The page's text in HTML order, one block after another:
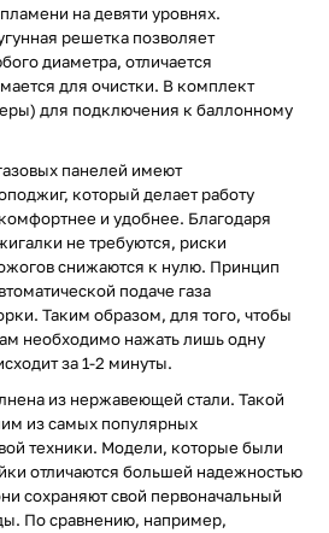
на девяти уровнях.
решетка позволяет
диаметра, отличается
для очистки. В комплект
для подключения к баллонному
панелей имеют
который делает работу
и удобнее. Благодаря
не требуются, риски
снижаются к нулю. Принцип
подаче газа
Таким образом, для того, чтобы
необходимо нажать лишь одну
за 1-2 минуты.
из нержавеющей стали. Такой
из самых популярных
техники. Модели, которые были
отличаются большей надежностью
сохраняют свой первоначальный
По сравнению, например,